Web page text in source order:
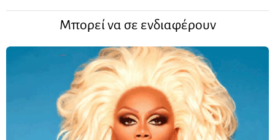
Μπορεί να σε ενδιαφέρουν